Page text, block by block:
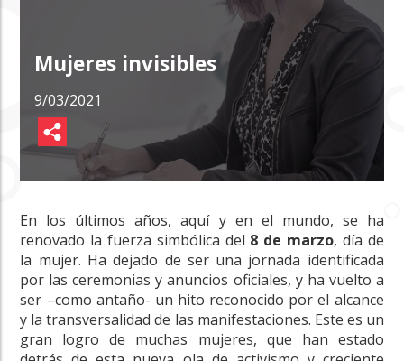
Mujeres invisibles
9/03/2021
En los últimos años, aquí y en el mundo, se ha
renovado la fuerza simbólica del 8 de marzo, día de
la mujer. Ha dejado de ser una jornada identificada
por las ceremonias y anuncios oficiales, y ha vuelto a
ser –como antaño- un hito reconocido por el alcance
y la transversalidad de las manifestaciones. Este es un
gran logro de muchas mujeres, que han estado